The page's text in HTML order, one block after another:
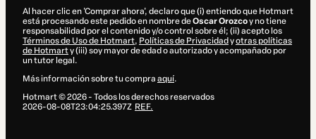
Al hacer clic en 'Comprar ahora', declaro que (i) entiendo que Hotmart
está procesando este pedido en nombre deOscar Orozcoy no tiene
responsabilidad por el contenido y/o control sobre él; (ii) acepto los
Términos de Uso de Hotmart, Políticas de Privacidad yotras políticas
de Hotmarty (iii) soy mayor de edad o autorizado y acompañado por
un tutor legal.
Más información sobre tu compra aquí.
Hotmart ©2026- Todos los derechos reservados
2026-08-08T23:04:25.397Z REF.